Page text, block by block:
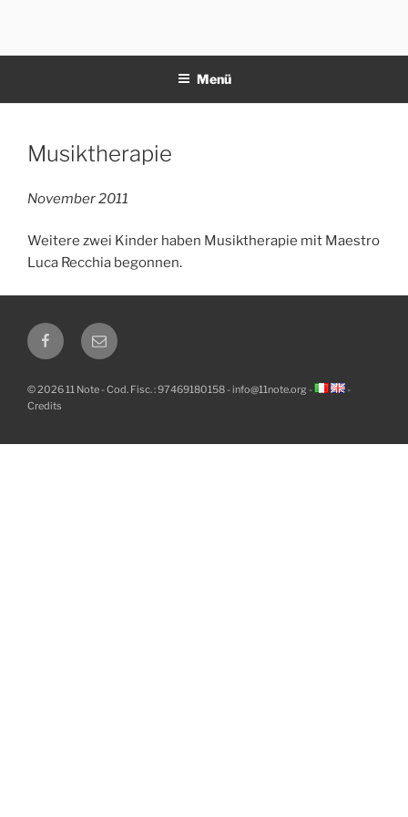
springen
Menü
Veröffentlicht
Musiktherapie
November 2011
Weitere zwei Kinder haben Musiktherapie mit Maestro
Luca Recchia begonnen.
FacebookEmail
© 2026 11 Note - Cod. Fisc. : 97469180158 -info@11note.org -
-
Credits